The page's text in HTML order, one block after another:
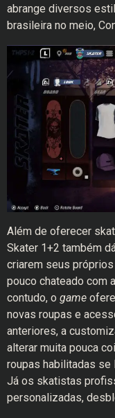
abrange diversos
brasileira no meio,
Além de oferecer
Skater 1+2 também
criarem seus
pouco chateado com
contudo, o game
novas roupas e
anteriores, a
alterar muita pouca
roupas habilitadas se
Já os skatistas
personalizadas,